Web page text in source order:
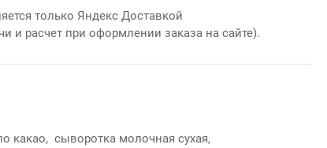
только Яндекс Доставкой
и расчет при оформлении заказа на сайте).
какао, сыворотка молочная сухая,